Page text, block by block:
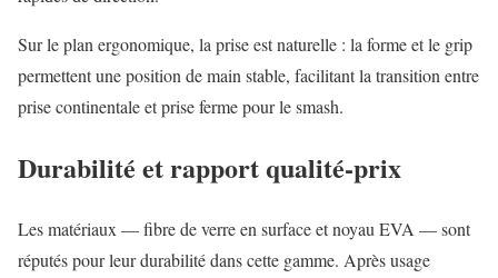
Sur le plan ergonomique, la prise est naturelle : la forme et le grip
permettent une position de main stable, facilitant la transition entre
prise continentale et prise ferme pour le smash.
Durabilité et rapport qualité‑prix
Les matériaux — fibre de verre en surface et noyau EVA — sont
réputés pour leur durabilité dans cette gamme. Après usage